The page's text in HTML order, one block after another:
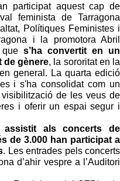
participat aquest cap de
feminista de Tarragona
Polítiques Feministes i
i la promotora Abril
que s’ha convertit en un
de gènere, la sororitat en la
general. La quarta edició
i s'ha consolidat com un
de les veus de
i oferir un espai segur i
assistit als concerts de
de 3.000 han participat a
. Les entrades pels concerts
d’ahir vespre a l’Auditori